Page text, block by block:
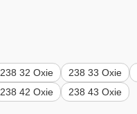
238 32 Oxie 238 33 Oxie
238 42 Oxie 238 43 Oxie